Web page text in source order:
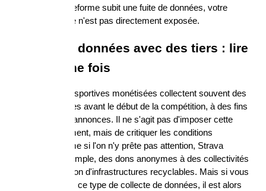
Ainsi, si une plateforme subit une fuite de données, votre
identité principale n'est pas directement exposée.
Partage de données avec des tiers : lire
les CGU une fois
Les plateformes sportives monétisées collectent souvent des
données agrégées avant le début de la compétition, à des fins
de garantie ou d'annonces. Il ne s'agit pas d'imposer cette
pratique illégalement, mais de critiquer les conditions
d'utilisation. Même si l'on n'y prête pas attention, Strava
propose, par exemple, des dons anonymes à des collectivités
pour la planification d'infrastructures recyclables. Mais si vous
ne souhaitez pas ce type de collecte de données, il est alors